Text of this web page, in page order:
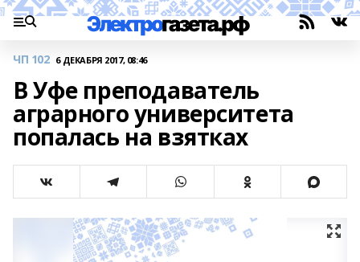
ЧП 102 6 ДЕКАБРЯ 2017, 08:46
В Уфе преподаватель
аграрного университета
попалась на взятках